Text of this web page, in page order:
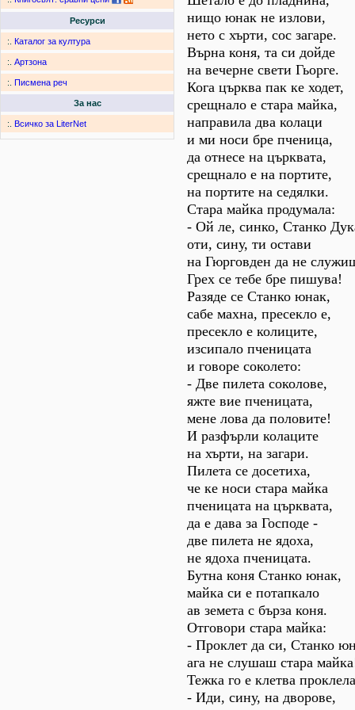
Ресурси
:. Каталог за култура
:. Артзона
:. Писмена реч
За нас
:. Всичко за LiterNet
нищо юнак не излови,
нето с хърти, сос загаре.
Върна коня, та си дойде
на вечерне свети Гьорге.
Кога църква пак ке ходет,
срещнало е стара майка,
направила два колаци
и ми носи бре пченица,
да отнесе на църквата,
срещнало е на портите,
на портите на седялки.
Стара майка продумала:
- Ой ле, синко, Станко
оти, сину, ти остави
на Гюрговден да не
Грех се тебе бре пишува!
Разяде се Станко юнак,
сабе махна, пресекло е,
пресекло е колиците,
изсипало пченицата
и говоре соколето:
- Две пилета соколове,
яжте вие пченицата,
мене лова да половите!
И разфърли колаците
на хърти, на загари.
Пилета се досетиха,
че ке носи стара майка
пченицата на църквата,
да е дава за Господе -
две пилета не ядоха,
не ядоха пченицата.
Бутна коня Станко юнак,
майка си е потапкало
ав земета с бърза коня.
Отговори стара майка:
- Проклет да си, Станко
ага не слушаш стара
Тежка го е клетва
- Иди, сину, на дворове,